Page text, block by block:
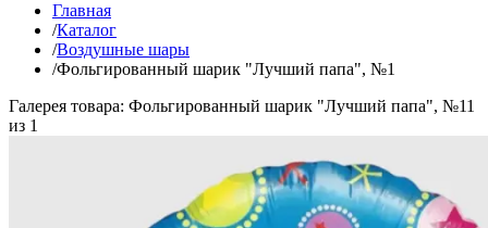
Главная
/Каталог
/Воздушные шары
/Фольгированный шарик "Лучший папа", №1
Галерея товара: Фольгированный шарик "Лучший папа", №11
из 1